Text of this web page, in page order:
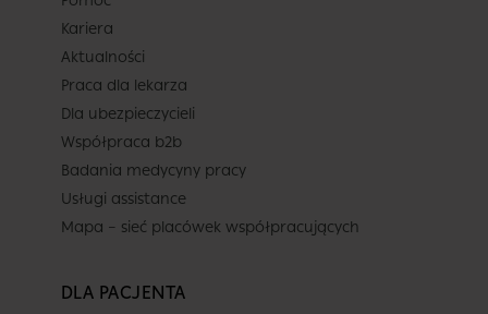
Termin
Dziś
7 sierpnia
-
-
-
- -
Brak dalszych wolnych terminów
Kariera
Aktualności
Praca dla lekarza
Dla ubezpieczycieli
Współpraca b2b
Badania medycyny pracy
Usługi assistance
Mapa – sieć placówek współpracujących
DLA PACJENTA